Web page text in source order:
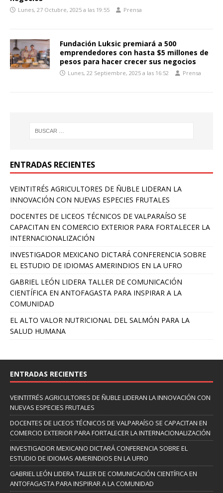
Lunes, 27 Octubre, 2025 a las 19:55 Prensa
Fundación Luksic premiará a 500
emprendedores con hasta $5 millones de
pesos para hacer crecer sus negocios
Lunes, 22 Septiembre, 2025 a las 16:52 Prensa
ENTRADAS RECIENTES
VEINTITRÉS AGRICULTORES DE ÑUBLE LIDERAN LA
INNOVACIÓN CON NUEVAS ESPECIES FRUTALES
DOCENTES DE LICEOS TÉCNICOS DE VALPARAÍSO SE
CAPACITAN EN COMERCIO EXTERIOR PARA FORTALECER LA
INTERNACIONALIZACIÓN
INVESTIGADOR MEXICANO DICTARÁ CONFERENCIA SOBRE
EL ESTUDIO DE IDIOMAS AMERINDIOS EN LA UFRO
GABRIEL LEÓN LIDERA TALLER DE COMUNICACIÓN
CIENTÍFICA EN ANTOFAGASTA PARA INSPIRAR A LA
COMUNIDAD
EL ALTO VALOR NUTRICIONAL DEL SALMÓN PARA LA
SALUD HUMANA
ENTRADAS RECIENTES
VEINTITRÉS AGRICULTORES DE ÑUBLE LIDERAN LA INNOVACIÓN CON
NUEVAS ESPECIES FRUTALES
DOCENTES DE LICEOS TÉCNICOS DE VALPARAÍSO SE CAPACITAN EN
COMERCIO EXTERIOR PARA FORTALECER LA INTERNACIONALIZACIÓN
INVESTIGADOR MEXICANO DICTARÁ CONFERENCIA SOBRE EL
ESTUDIO DE IDIOMAS AMERINDIOS EN LA UFRO
GABRIEL LEÓN LIDERA TALLER DE COMUNICACIÓN CIENTÍFICA EN
ANTOFAGASTA PARA INSPIRAR A LA COMUNIDAD